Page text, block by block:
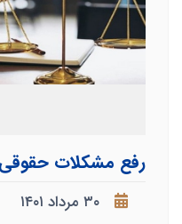
رفع مشکلات حقوقی
۳۰ مرداد ۱۴۰۱